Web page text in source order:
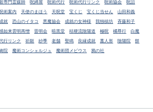
専門霊媒師 呪縛屋 呪術代行 呪術代行リンク 呪術協会
呪詛
術案内 天使のまほう 天呪堂 宝くじ 宝くじ当せん
山田和義
就 恐山のイタコ 悪魔協会 成就の女神様 我独槙坊
斉藤和子
如来雲明再憎 晋明会 暗黒堂 桔梗流陰陽道 極呪 橘尊行
白魔
行リンク 祈願 紗季 老舗 聖鳴 良縁成就 藁人形 陰陽院
餅
院 魔術コンシェルジュ 魔術団メビウス 鴉の社